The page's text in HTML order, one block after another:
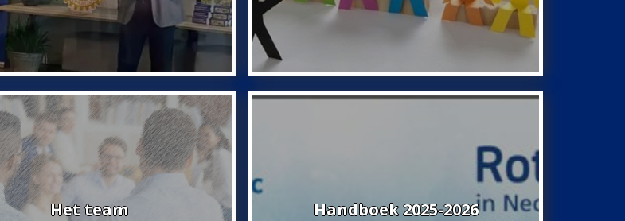
Het team Handboek 2025-2026